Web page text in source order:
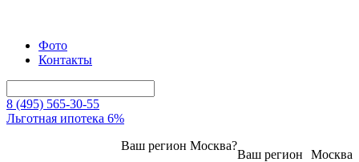
Фото
Контакты
8 (495) 565-30-55
Льготная ипотека 6%
Москва
Ваш регион
Ваш регион Москва?